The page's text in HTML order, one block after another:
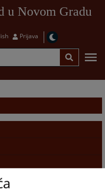
u Novom Gradu
Prijava